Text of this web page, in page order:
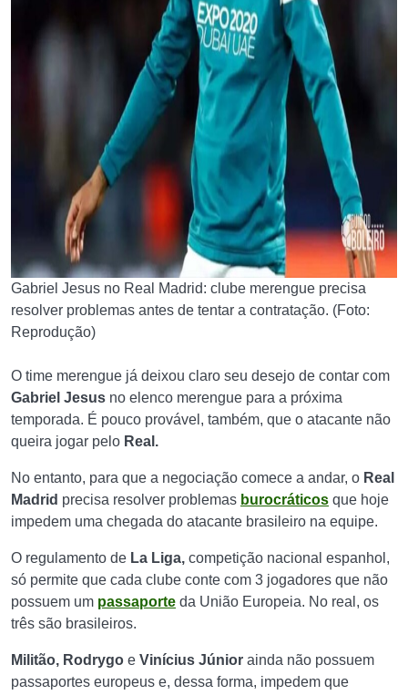
Gabriel Jesus no Real Madrid: clube merengue precisa
resolver problemas antes de tentar a contratação. (Foto:
Reprodução)
O time merengue já deixou claro seu desejo de contar com
Gabriel Jesus no elenco merengue para a próxima
temporada. É pouco provável, também, que o atacante não
queira jogar pelo Real.
No entanto, para que a negociação comece a andar, o Real
Madrid precisa resolver problemas burocráticos que hoje
impedem uma chegada do atacante brasileiro na equipe.
O regulamento de La Liga, competição nacional espanhol,
só permite que cada clube conte com 3 jogadores que não
possuem um passaporte da União Europeia. No real, os
três são brasileiros.
Militão, Rodrygo e Vinícius Júnior ainda não possuem
passaportes europeus e, dessa forma, impedem que